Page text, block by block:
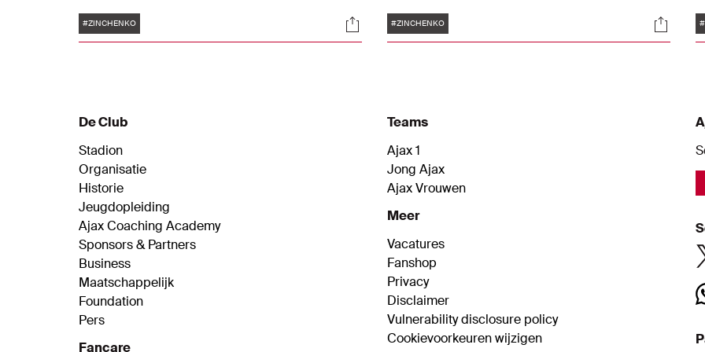
Tags
#ZINCHENKO Socialsin Amsterdam een contract tot het einde van
dit seizoen, tot en met 30 juni 2026.
Tags
#ZINCHENKO
De Club
Stadion
Organisatie
Historie
Jeugdopleiding
Ajax Coaching Academy
Sponsors & Partners
Business
Maatschappelijk
Foundation
Pers
Fancare
Teams
Ajax 1
Jong Ajax
Ajax Vrouwen
Meer
Vacatures
Fanshop
Privacy
Disclaimer
Vulnerability disclosure policy
Cookievoorkeuren wijzigen